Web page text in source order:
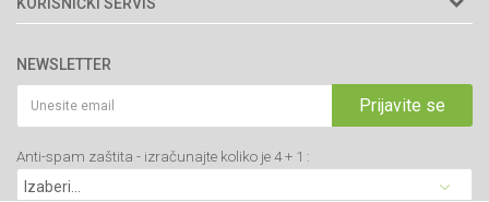
34000 Kragujevac, Srbija
webshop@agromarket.rs
PIB: 102135221
Matični broj: 07593252
Prodavnice
Brendovi
Katalozi
Blog
Najčešća pitanja
Politika privatnosti
Kako kupiti
Isporuka
Click & Collect
Načini plaćanja
NEWSLETTER
Prijavite se
Anti-spam zaštita - izračunajte koliko je 4 + 1 :